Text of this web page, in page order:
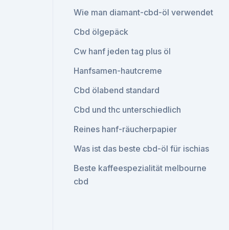
Wie man diamant-cbd-öl verwendet
Cbd ölgepäck
Cw hanf jeden tag plus öl
Hanfsamen-hautcreme
Cbd ölabend standard
Cbd und thc unterschiedlich
Reines hanf-räucherpapier
Was ist das beste cbd-öl für ischias
Beste kaffeespezialität melbourne
cbd